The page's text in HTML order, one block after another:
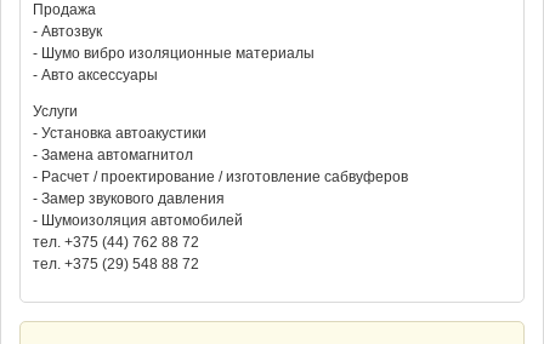
Продажа
- Автозвук
- Шумо вибро изоляционные материалы
- Авто аксессуары
Услуги
- Установка автоакустики
- Замена автомагнитол
- Расчет / проектирование / изготовление сабвуферов
- Замер звукового давления
- Шумоизоляция автомобилей
тел. +375 (44) 762 88 72
тел. +375 (29) 548 88 72